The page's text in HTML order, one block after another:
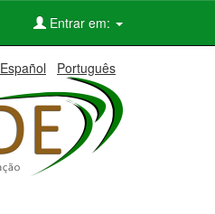
Entrar em:
Español Português